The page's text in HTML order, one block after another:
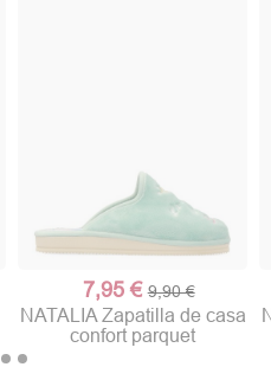
7,95 €9,90 €
NATALIA Zapatilla de casa
confort parquet